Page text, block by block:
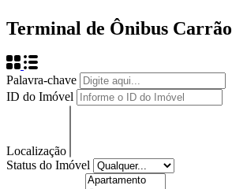
Terminal de Ônibus Carrão
Palavra-chave
ID do Imóvel
Localização
Status do Imóvel